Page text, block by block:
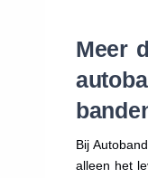
Meer
Bij
alleen het